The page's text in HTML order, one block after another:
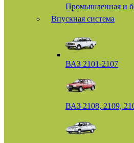
Промышленная и
Впускная система
ВАЗ 2101-2107
ВАЗ 2108, 2109,